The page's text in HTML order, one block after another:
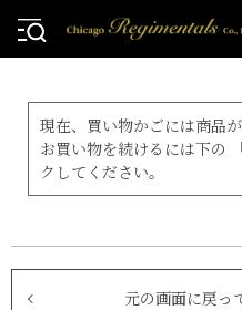
現在、買い物かごには商品
お買い物を続けるには下の
クしてください。
元の画面に戻っ